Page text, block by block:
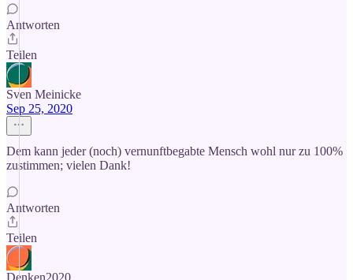
Antworten
Teilen
Sven Meinicke
Sep 25, 2020
Dem kann jeder (noch) vernunftbegabte Mensch wohl nur zu 100%
zustimmen; vielen Dank!
Antworten
Teilen
Denken2020